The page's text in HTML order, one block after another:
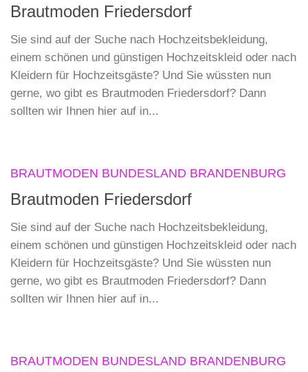
Brautmoden Friedersdorf
Sie sind auf der Suche nach Hochzeitsbekleidung,
einem schönen und günstigen Hochzeitskleid oder nach
Kleidern für Hochzeitsgäste? Und Sie wüssten nun
gerne, wo gibt es Brautmoden Friedersdorf? Dann
sollten wir Ihnen hier auf in...
BRAUTMODEN BUNDESLAND BRANDENBURG
Brautmoden Friedersdorf
Sie sind auf der Suche nach Hochzeitsbekleidung,
einem schönen und günstigen Hochzeitskleid oder nach
Kleidern für Hochzeitsgäste? Und Sie wüssten nun
gerne, wo gibt es Brautmoden Friedersdorf? Dann
sollten wir Ihnen hier auf in...
BRAUTMODEN BUNDESLAND BRANDENBURG